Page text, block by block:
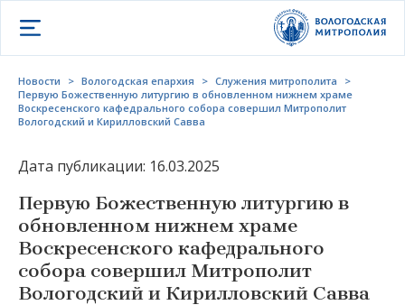
Открыть меню
Новости > Вологодская епархия > Служения митрополита
>
Первую Божественную литургию в обновленном нижнем храме
Воскресенского кафедрального собора совершил Митрополит
Вологодский и Кирилловский Савва
Дата публикации: 16.03.2025
Первую Божественную литургию в
обновленном нижнем храме
Воскресенского кафедрального
собора совершил Митрополит
Вологодский и Кирилловский Савва